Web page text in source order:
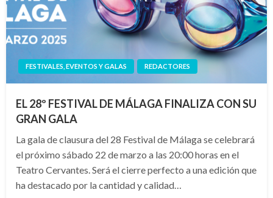
FESTIVALES, EVENTOS Y GALAS REDACTORES
EL 28º FESTIVAL DE MÁLAGA FINALIZA CON SU
GRAN GALA
La gala de clausura del 28 Festival de Málaga se celebrará
el próximo sábado 22 de marzo a las 20:00 horas en el
Teatro Cervantes. Será el cierre perfecto a una edición que
ha destacado por la cantidad y calidad…